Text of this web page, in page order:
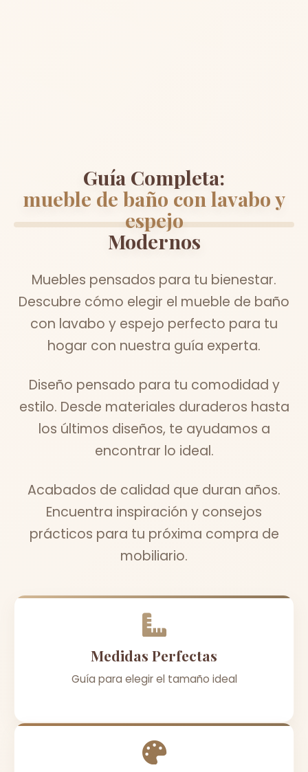
Guía Completa:
mueble de baño con lavabo y
espejo
Modernos
Muebles pensados para tu bienestar.
Descubre cómo elegir el mueble de baño
con lavabo y espejo perfecto para tu
hogar con nuestra guía experta.
Diseño pensado para tu comodidad y
estilo. Desde materiales duraderos hasta
los últimos diseños, te ayudamos a
encontrar lo ideal.
Acabados de calidad que duran años.
Encuentra inspiración y consejos
prácticos para tu próxima compra de
mobiliario.
Medidas Perfectas
Guía para elegir el tamaño ideal